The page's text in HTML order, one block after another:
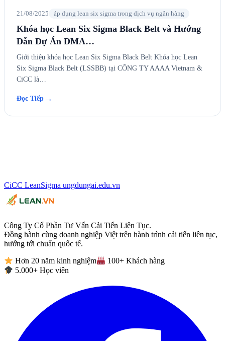
21/08/2025 áp dụng lean six sigma trong dịch vụ ngân hàng
Khóa học Lean Six Sigma Black Belt và Hướng
Dẫn Dự Án DMA…
Giới thiệu khóa học Lean Six Sigma Black Belt Khóa học Lean
Six Sigma Black Belt (LSSBB) tại CÔNG TY AAAA Vietnam &
CiCC là…
Đọc Tiếp →
CiCC LeanSigma ungdungai.edu.vn
Công Ty Cổ Phần Tư Vấn Cải Tiến Liên Tục.
Đồng hành cùng doanh nghiệp Việt trên hành trình cải tiến liên tục,
hướng tới chuẩn quốc tế.
Hơn 20 năm kinh nghiệm
100+ Khách hàng
5.000+ Học viên